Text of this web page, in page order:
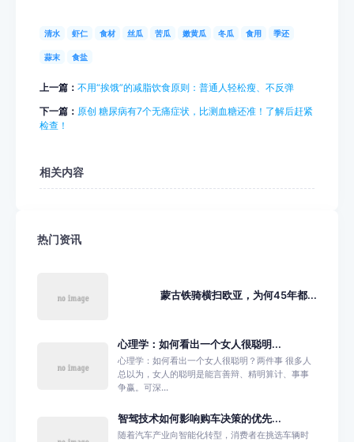
清水 虾仁 食材 丝瓜 苦瓜 嫩黄瓜 冬瓜 食用 季还
蒜末 食盐
上一篇： 不用“挨饿”的减脂饮食原则：普通人轻松瘦、不反弹
下一篇： 原创 糖尿病有7个无痛症状，比测血糖还准！了解后赶紧
检查！
相关内容
热门资讯
蒙古铁骑横扫欧亚，为何45年都...
心理学：如何看出一个女人很聪明...
心理学：如何看出一个女人很聪明？两件事 很多人
总以为，女人的聪明是能言善辩、精明算计、事事
争赢。可深...
智驾技术如何影响购车决策的优先...
随着汽车产业向智能化转型，消费者在挑选车辆时